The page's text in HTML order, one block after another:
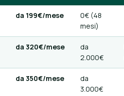
da 199€/mese
0€ (48
mesi)
da 320€/mese
da
2.000€
da 350€/mese
da
3.000€